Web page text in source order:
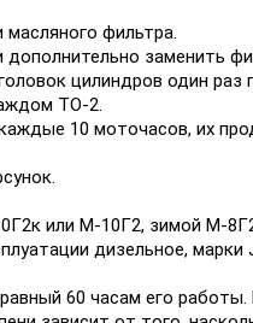
масляного фильтра.
заменить
цилиндров один
ТО-2.
10 моточасов, их
или М-10Г2, зимой М-
дизельное, марки
60 часам его